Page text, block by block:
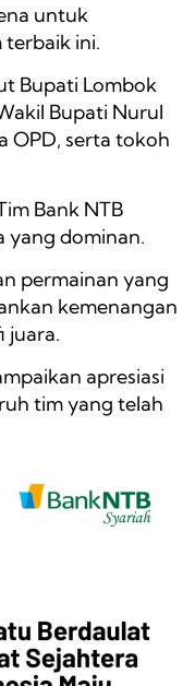
untuk
terbaik ini.
Bupati Lombok
Bupati Nurul
OPD, serta tokoh
Bank NTB
yang dominan.
permainan yang
kemenangan
juara.
apresiasi
tim yang telah